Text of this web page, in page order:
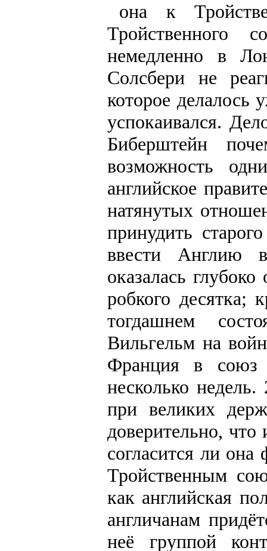
она к
Тройственного
немедленно в
Солсбери не
которое делалось
успокаивался.
Биберштейн
возможность
английское
натянутых
принудить
ввести Англию
оказалась
робкого десятка;
тогдашнем
Вильгельм на
Франция в союз
несколько
при великих
доверительно,
согласится ли
Тройственным
как английская
англичанам
неё группой